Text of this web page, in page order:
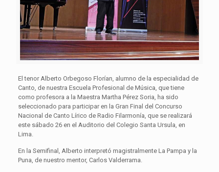
El tenor Alberto Orbegoso Florían, alumno de la especialidad de
Canto, de nuestra Escuela Profesional de Música, que tiene
como profesora a la Maestra Martha Pérez Soria, ha sido
seleccionado para participar en la Gran Final del Concurso
Nacional de Canto Lírico de Radio Filarmonía, que se realizará
este sábado 26 en el Auditorio del Colegio Santa Ursula, en
Lima.
En la Semifinal, Alberto interpretó magistralmente La Pampa y la
Puna, de nuestro mentor, Carlos Valderrama.